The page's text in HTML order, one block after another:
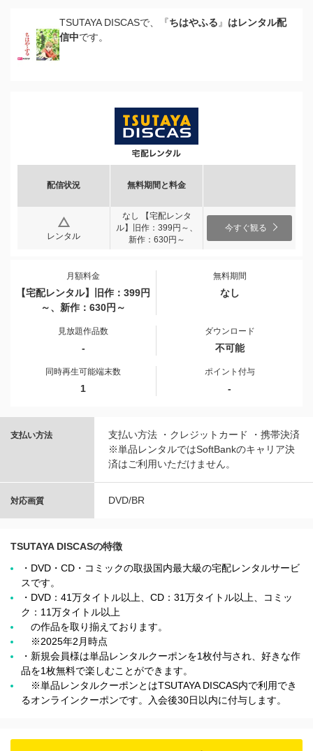
TSUTAYA DISCASで、『ちはやふる 』 はレンタル配
信中です。
配信状況 無料期間と料金
レンタル
なし 【宅配レンタ
ル】旧作：399円～、
新作：630円～
今すぐ観る
月額料金
【宅配レンタル】旧作：399円
～、新作：630円～
無料期間
なし
見放題作品数
-
ダウンロード
不可能
同時再生可能端末数
1
ポイント付与
-
支払い方法
支払い方法 ・クレジットカード ・携帯決済
※単品レンタルではSoftBankのキャリア決
済はご利用いただけません。
対応画質 DVD/BR
TSUTAYA DISCASの特徴
・DVD・CD・コミックの取扱国内最大級の宅配レンタルサービ
スです。
・DVD：41万タイトル以上、CD：31万タイトル以上、コミッ
ク：11万タイトル以上
の作品を取り揃えております。
※2025年2月時点
・新規会員様は単品レンタルクーポンを1枚付与され、好きな作
品を1枚無料で楽しむことができます。
※単品レンタルクーポンとはTSUTAYA DISCAS内で利用でき
るオンラインクーポンです。入会後30日以内に付与します。